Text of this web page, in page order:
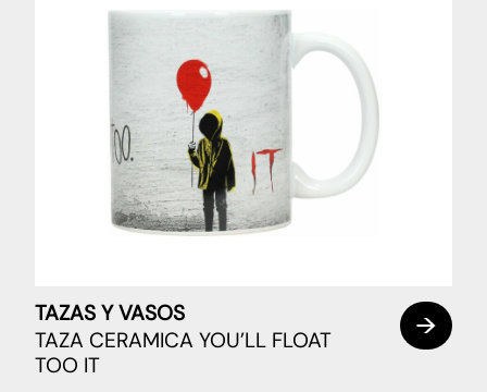
TAZAS Y VASOS
TAZA CERAMICA YOU’LL FLOAT
TOO IT